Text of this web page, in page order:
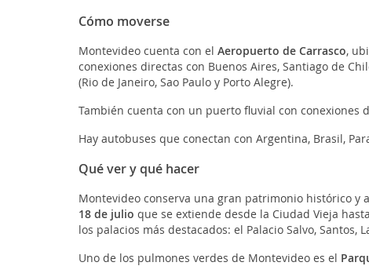
Cómo moverse
Montevideo cuenta con el Aeropuerto de Carrasco,
conexiones directas con Buenos Aires, Santiago de
(Rio de Janeiro, Sao Paulo y Porto Alegre).
También cuenta con un puerto fluvial con conexiones
Hay autobuses que conectan con Argentina, Brasil,
Qué ver y qué hacer
Montevideo conserva una gran patrimonio histórico y
18 de julio que se extiende desde la Ciudad Vieja
los palacios más destacados: el Palacio Salvo,
Uno de los pulmones verdes de Montevideo es el